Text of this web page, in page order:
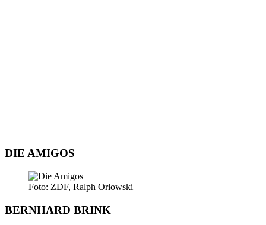
DIE AMIGOS
Foto: ZDF, Ralph Orlowski
BERNHARD BRINK